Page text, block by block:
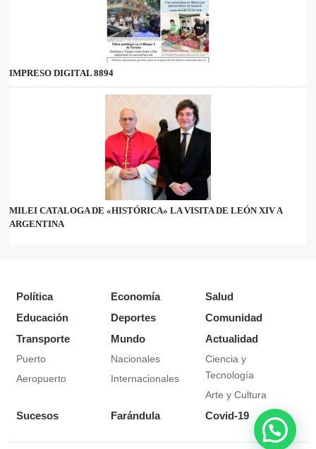
IMPRESO DIGITAL 8894
MILEI CATALOGA DE «HISTÓRICA» LA VISITA DE LEÓN XIV A
ARGENTINA
Política Economía
Salud
Educación
Deportes
Comunidad
Transporte
Puerto
Aeropuerto
Mundo
Nacionales
Internacionales
Actualidad
Ciencia y
Tecnología
Arte y Cultura
Sucesos Farándula Covid-19